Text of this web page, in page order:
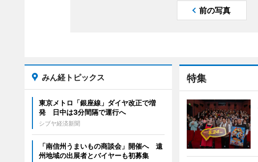
前の写真
特集
みん経トピックス
東京メトロ「銀座線」ダイヤ改正で増
発 日中は3分間隔で運行へ
シブヤ経済新聞
「南信州うまいもの商談会」開催へ 遠
州地域の出展者とバイヤーも初募集